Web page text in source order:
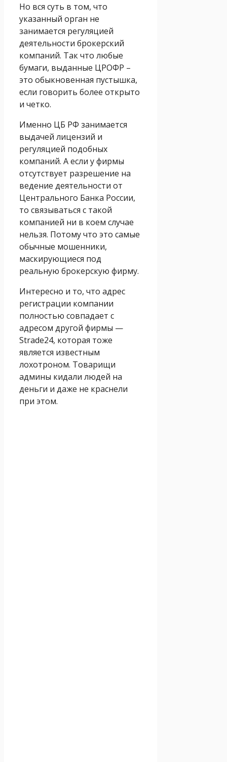
Но вся суть в том, что
указанный орган не
занимается регуляцией
деятельности брокерский
компаний. Так что любые
бумаги, выданные ЦРОФР –
это обыкновенная пустышка,
если говорить более открыто
и четко.
Именно ЦБ РФ занимается
выдачей лицензий и
регуляцией подобных
компаний. А если у фирмы
отсутствует разрешение на
ведение деятельности от
Центрального Банка России,
то связываться с такой
компанией ни в коем случае
нельзя. Потому что это самые
обычные мошенники,
маскирующиеся под
реальную брокерскую фирму.
Интересно и то, что адрес
регистрации компании
полностью совпадает с
адресом другой фирмы —
Strade24, которая тоже
является известным
лохотроном. Товарищи
админы кидали людей на
деньги и даже не краснели
при этом.